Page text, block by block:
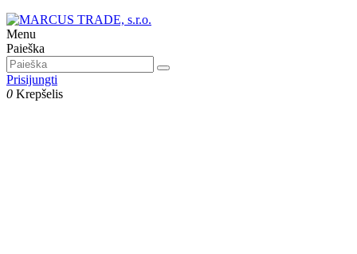
Menu
Paieška
Prisijungti
0 Krepšelis